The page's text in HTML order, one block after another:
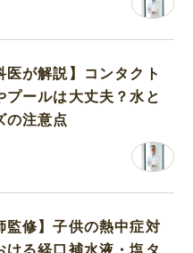
医が解説】コンタクト
プールは大丈夫？水と
の注意点
監修】子供の熱中症対
ける経口補水液・塩タ